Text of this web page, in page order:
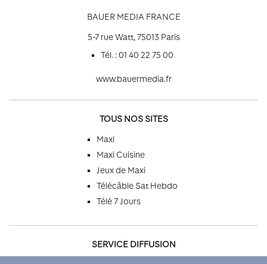
BAUER MEDIA FRANCE
5-7 rue Watt, 75013 Paris
Tél. : 01 40 22 75 00
www.bauermedia.fr
TOUS NOS SITES
Maxi
Maxi Cuisine
Jeux de Maxi
Télécâble Sat Hebdo
Télé 7 Jours
SERVICE DIFFUSION